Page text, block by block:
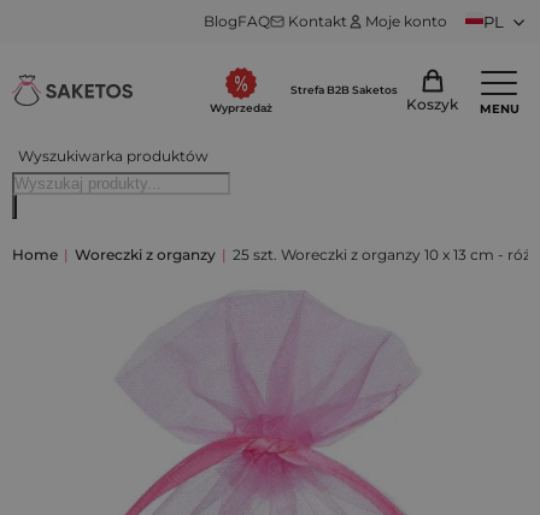
BlogFAQ Kontakt Moje konto PL
Wyszukiwarka produktów
Wyprzedaż
Strefa B2B Saketos
Koszyk MENU
Home | Woreczki z organzy | 25 szt. Woreczki z organzy 10 x 13 cm -